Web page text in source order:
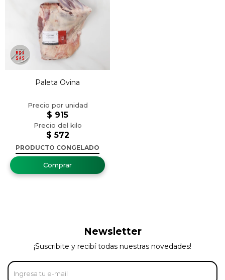
Paleta Ovina
$ 572
$ 915
PRODUCTO CONGELADO
Newsletter
¡Suscribite y recibí todas nuestras novedades!